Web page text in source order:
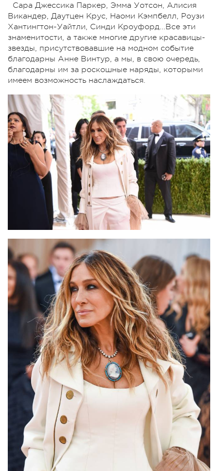
Сара Джессика Паркер, Эмма Уотсон, Алисия
Викандер, Даутцен Крус, Наоми Кэмпбелл, Роузи
Хантингтон-Уайтли, Синди Кроуфорд...Все эти
знаменитости, а также многие другие красавицы-
звезды, присутствовавшие на модном событие
благодарны Анне Винтур, а мы, в свою очередь,
благодарны им за роскошные наряды, которыми
имеем возможность наслаждаться.